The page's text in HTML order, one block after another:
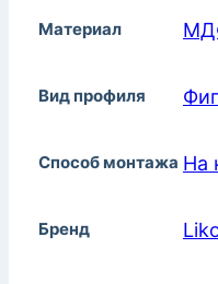
Материал
Вид профиля
Способ монтажа На
Бренд